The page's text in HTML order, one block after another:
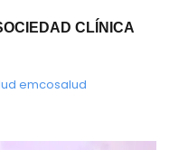
CLÍNICA
emcosalud